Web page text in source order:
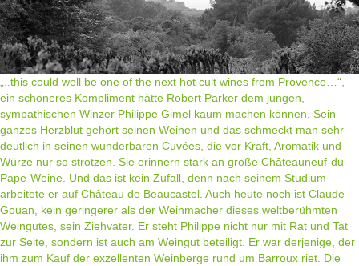
„..this could well be one of the next hot cult wines from Provence…“,
ein schöneres Kompliment hätte Robert Parker dem jungen,
sympathischen Winzer Philippe Gimel kaum machen können. Sein
ganzes Herzblut gehört seinen Weinen und das schmeckt man sehr
deutlich in seinen wunderbaren Cuvées, die vor Kraft, Aromatik und
Würze nur so strotzen. Sie erinnern stark an große Châteauneuf-du-
Pape-Weine. Und das ist kein Zufall, denn nach seinem Studium
arbeitete er auf Château de Beaucastel. Auch heute noch ist Claude
Gouan, kein geringerer als der Weinmacher dieses weltberühmten
Weingutes, sein Ziehvater. Er steht Philippe nicht nur mit Rat und Tat
zur Seite, sondern ist auch am Weingut beteiligt. Er war derjenige, der
ihm zum Kauf der exzellenten Weinberge rund um Barroux riet. Die